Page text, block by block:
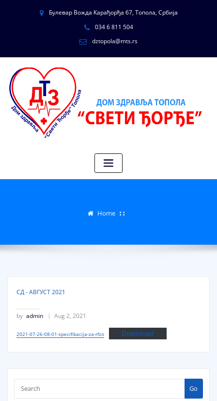
Булевар Вожда Карађорђа 67, Топола, Србија
034 6 811 504
dztopola@mts.rs
Home
СД - АВГУСТ 2021
by admin Aug 2, 2021
2021-07-26-08-01-specifikacija-za-rfzo Download
Go